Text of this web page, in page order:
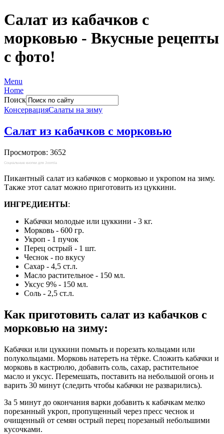
Салат из кабачков с
морковью - Вкусные рецепты
с фото!
Menu
Home
Поиск
КонсервацияСалаты на зиму
Салат из кабачков с морковью
Просмотров: 3652
Социальные кнопки для Joomla
Пикантный салат из кабачков с морковью и укропом на зиму.
Также этот салат можно приготовить из цуккини.
ИНГРЕДИЕНТЫ:
Кабачки молодые или цуккини - 3 кг.
Морковь - 600 гр.
Укроп - 1 пучок
Перец острый - 1 шт.
Чеснок - по вкусу
Сахар - 4,5 ст.л.
Масло растительное - 150 мл.
Уксус 9% - 150 мл.
Соль - 2,5 ст.л.
Как приготовить салат из кабачков с
морковью на зиму:
Кабачки или цуккини помыть и порезать кольцами или
полукольцами. Морковь натереть на тёрке. Сложить кабачки и
морковь в кастрюлю, добавить соль, сахар, растительное
масло и уксус. Перемешать, поставить на небольшой огонь и
варить 30 минут (следить чтобы кабачки не разварились).
За 5 минут до окончания варки добавить к кабачкам мелко
порезанный укроп, пропущенный через пресс чеснок и
очищенный от семян острый перец порезаный небольшими
кусочками.